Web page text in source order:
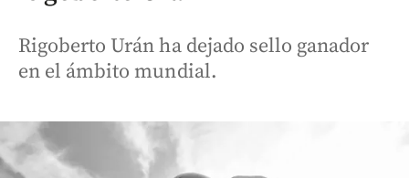
Rigoberto Urán ha dejado sello ganador
en el ámbito mundial.